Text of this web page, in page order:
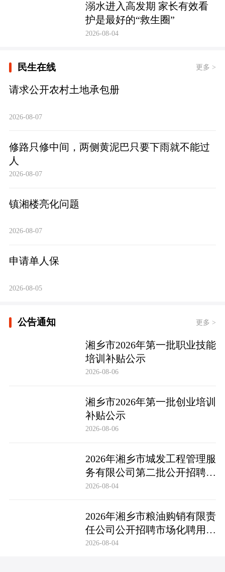
溺水进入高发期 家长有效看
护是最好的“救生圈”
2026-08-04
民生在线 更多 >
请求公开农村土地承包册
2026-08-07
修路只修中间，两侧黄泥巴只要下雨就不能过
人
2026-08-07
镇湘楼亮化问题
2026-08-07
申请单人保
2026-08-05
公告通知 更多 >
湘乡市2026年第一批职业技能
培训补贴公示
2026-08-06
湘乡市2026年第一批创业培训
补贴公示
2026-08-06
2026年湘乡市城发工程管理服
务有限公司第二批公开招聘市
场化聘用工作人员笔试成绩公
2026-08-04
2026年湘乡市粮油购销有限责
任公司公开招聘市场化聘用工
作人员笔试成绩公布及成绩复
2026-08-04